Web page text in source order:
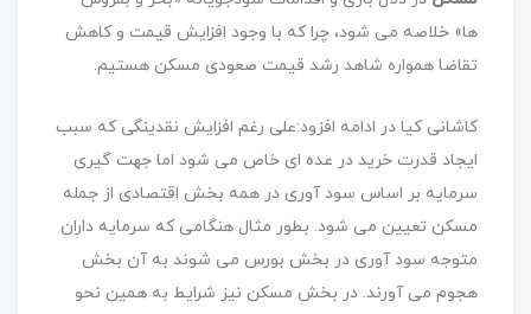
ها» خلاصه می شود، چرا که با وجود افزایش قیمت و ‌کاهش
تقاضا همواره شاهد رشد قیمت صعودی مسکن هستیم.
کاشانی کیا در ادامه افزود:علی رغم افزایش نقدینگی که سبب
ایجاد قدرت خرید در عده ای خاص می شود اما جهت گیری
‌سرمایه بر اساس سود آوری در همه بخش اقتصادی از جمله
مسکن تعیین می شود. بطور مثال هنگامی که سرمایه داران
‌متوجه سود آوری در بخش بورس می شوند به آن بخش
هجوم می آورند. در بخش مسکن نیز شرایط به همین نحو